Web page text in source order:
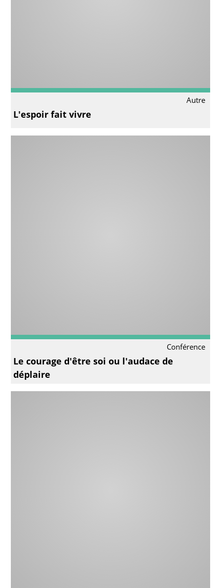
Autre
L'espoir fait vivre
Conférence
Le courage d'être soi ou l'audace de
déplaire